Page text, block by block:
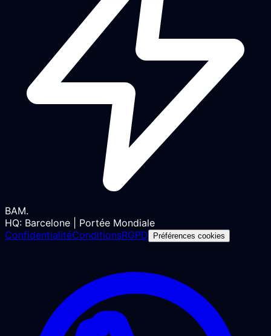
BAM.
HQ: Barcelone | Portée Mondiale
ConfidentialitéConditionsRGPD Préférences cookies